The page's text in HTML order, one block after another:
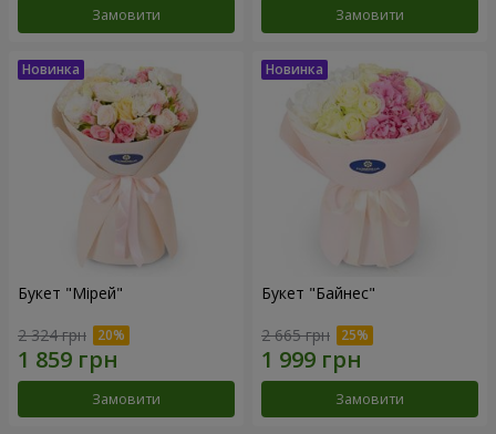
Замовити Замовити
Букет "Мірей"
2 324 грн
Замовити
Букет "Байнес"
2 665 грн
Замовити